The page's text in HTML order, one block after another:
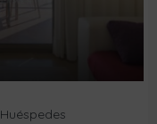
Huéspedes